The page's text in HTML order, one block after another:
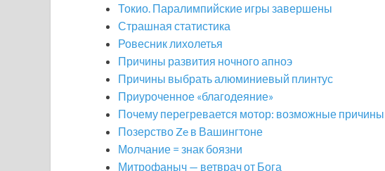
Токио. Паралимпийские игры завершены
Страшная статистика
Ровесник лихолетья
Причины развития ночного апноэ
Причины выбрать алюминиевый плинтус
Приуроченное «благодеяние»
Почему перегревается мотор: возможные причины
Позерство Ze в Вашингтоне
Молчание = знак боязни
Митрофаныч — ветврач от Бога